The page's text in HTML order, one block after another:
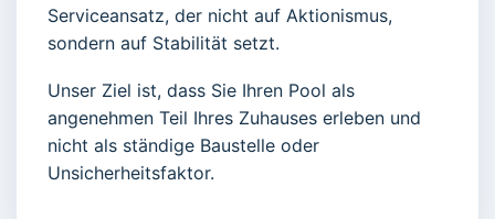
Serviceansatz, der nicht auf Aktionismus,
sondern auf Stabilität setzt.
Unser Ziel ist, dass Sie Ihren Pool als
angenehmen Teil Ihres Zuhauses erleben und
nicht als ständige Baustelle oder
Unsicherheitsfaktor.